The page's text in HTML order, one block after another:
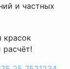
и частных
красок